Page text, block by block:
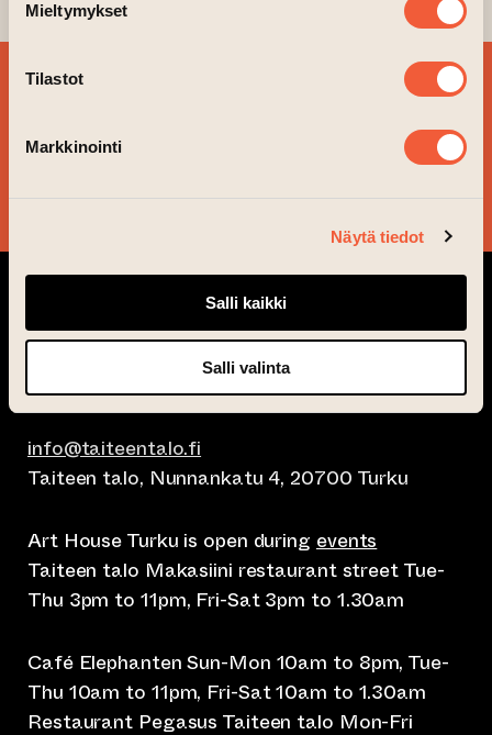
Mieltymykset
Tilastot
Markkinointi
Näytä tiedot
Salli kaikki
Salli valinta
SIGN UP FOR OUR
YES, PLEASE!
info@taiteentalo.fi
Taiteen talo, Nunnankatu 4, 20700 Turku
Art House Turku is open during events
Taiteen talo Makasiini restaurant street Tue-
Thu 3pm to 11pm, Fri-Sat 3pm to 1.30am
Café Elephanten Sun-Mon 10am to 8pm, Tue-
Thu 10am to 11pm, Fri-Sat 10am to 1.30am
Restaurant Pegasus Taiteen talo Mon-Fri